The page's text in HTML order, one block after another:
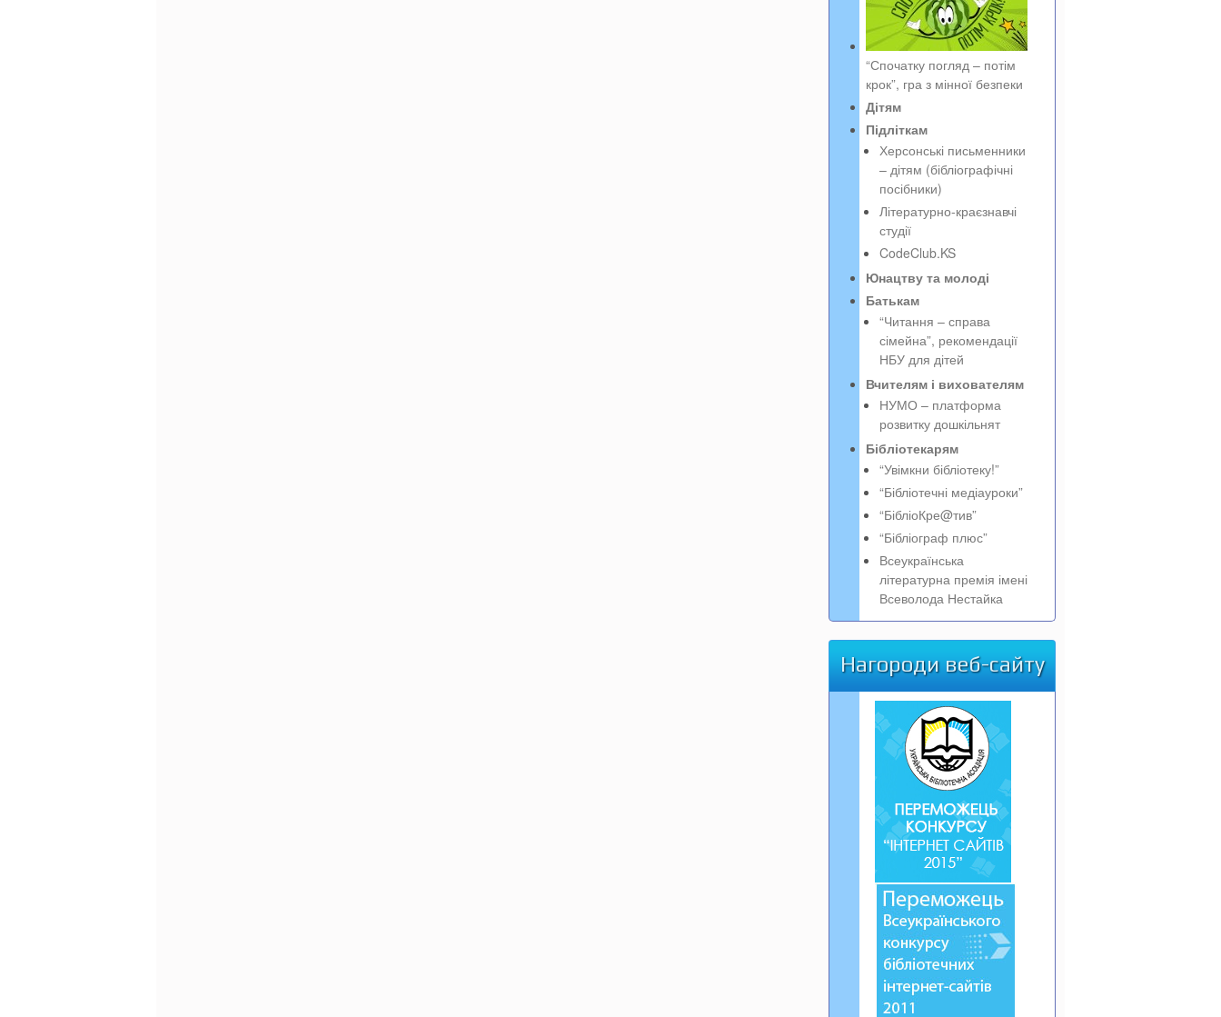
“Спочатку погляд – потім
крок”, гра з мінної безпеки
Дітям
Підліткам
Херсонські письменники
– дітям (бібліографічні
посібники)
Літературно-краєзнавчі
студії
CodeClub.KS
Юнацтву та молоді
Батькам
“Читання – справа
сімейна”, рекомендації
НБУ для дітей
Вчителям і вихователям
НУМО – платформа
розвитку дошкільнят
Бібліотекарям
“Увімкни бібліотеку!”
“Бібліотечні медіауроки”
“БібліоКре@тив”
“Бібліограф плюс”
Всеукраїнська
літературна премія імені
Всеволода Нестайка
Нагороди веб-сайту